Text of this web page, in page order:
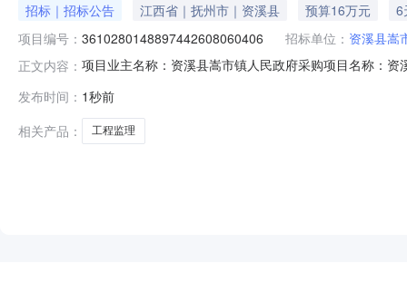
招标｜招标公告 江西省｜抚州市｜资溪县 预算16万元
6
项目编号： 3610280148897442608060406 招标单位： 资溪县嵩
正文内容： 项目业主名称：资溪县嵩市镇人民政府采购项目名称：
护工程监理洽谈时间：3（个工作日）签订合同时间：3
发布时间： 1秒前
相关产品：
工程监理